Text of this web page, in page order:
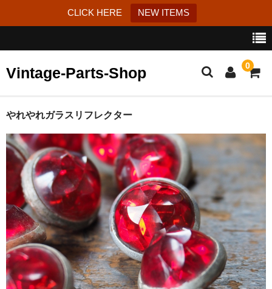
CLICK HERE NEW ITEMS
Vintage-Parts-Shop 0
カート
ブログ
Instagram
はじめての方へ
お問い合わせ
特定商取引法に基づく表記
やれやれガラスリフレクター